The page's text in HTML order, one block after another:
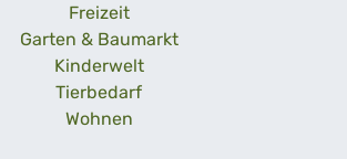
Freizeit
Garten & Baumarkt
Kinderwelt
Tierbedarf
Wohnen